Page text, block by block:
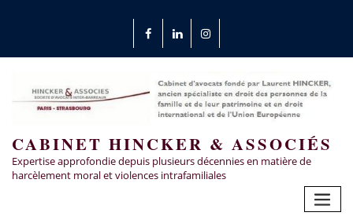
CABINET HINCKER & ASSOCIÉS
Expertise approfondie depuis plusieurs décennies en matière de
harcèlement moral et violences intrafamiliales